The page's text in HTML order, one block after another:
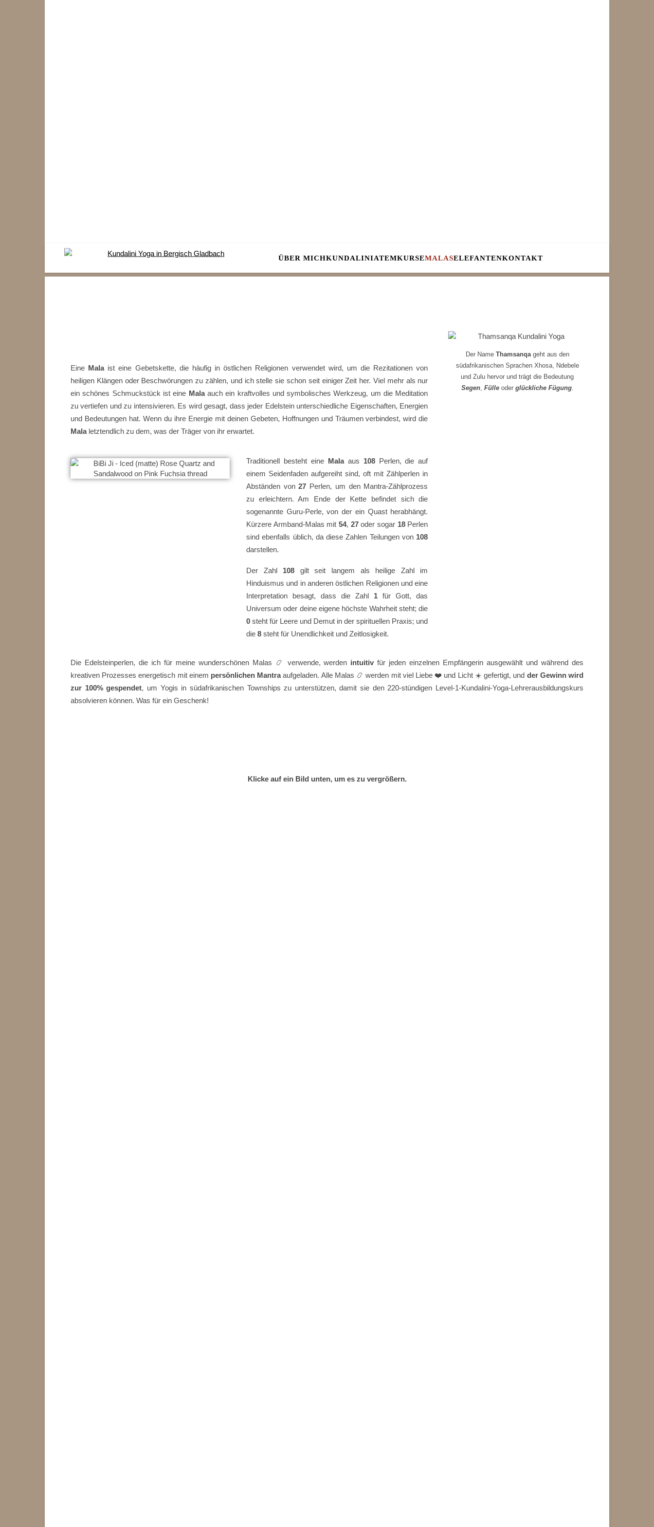
ÜBER MICHKUNDALINIATEMKURSEMALASELEFANTENKONTAKT
Eine Malaist eine Gebetskette, die häufig in östlichen Religionen verwendet wird, um die Rezitationen von
heiligen Klängen oder Beschwörungen zu zählen, und ich stelle sie schon seit einiger Zeit her. Viel mehr als nur
ein schönes Schmuckstück ist eine Malaauch ein kraftvolles und symbolisches Werkzeug, um die Meditation
zu vertiefen und zu intensivieren. Es wird gesagt, dass jeder Edelstein unterschiedliche Eigenschaften, Energien
und Bedeutungen hat. Wenn du ihre Energie mit deinen Gebeten, Hoffnungen und Träumen verbindest, wird die
Malaletztendlich zu dem, was der Träger von ihr erwartet.
Traditionell besteht eine Malaaus 108Perlen, die auf
einem Seidenfaden aufgereiht sind, oft mit Zählperlen in
Abständen von27 Perlen, um den Mantra-Zählprozess
zu erleichtern. Am Ende der Kette befindet sich die
sogenannte Guru-Perle, von der ein Quast herabhängt.
Kürzere Armband-Malas mit54, 27oder sogar 18Perlen
sind ebenfalls üblich, da diese Zahlen Teilungen von 108
darstellen.
Der Zahl 108 gilt seit langem als heilige Zahl im
Hinduismus und in anderen östlichen Religionen und eine
Interpretation besagt, dass die Zahl 1 für Gott, das
Universum oder deine eigene höchste Wahrheit steht; die
0 steht für Leere und Demut in der spirituellen Praxis; und
die8 steht für Unendlichkeit und Zeitlosigkeit.
Der Name Thamsanqageht aus den
südafrikanischen Sprachen Xhosa, Ndebele
und Zulu hervor und trägt die Bedeutung
Segen, Fülleoder glückliche Fügung.
Die Edelsteinperlen, die ich für meine wunderschönen Malas 📿 verwende, werden intuitiv für jeden einzelnen Empfängerin ausgewählt und während des
kreativen Prozesses energetisch mit einem persönlichen Mantraaufgeladen. Alle Malas 📿 werden mit viel Liebe ❤️ und Licht ☀️ gefertigt, und der Gewinn wird
zur 100% gespendet, um Yogis in südafrikanischen Townships zu unterstützen, damit sie den 220-stündigen Level-1-Kundalini-Yoga-Lehrerausbildungskurs
absolvieren können. Was für ein Geschenk!
Klicke auf ein Bild unten, um es zu vergrößern.